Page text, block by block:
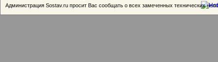
Администрация Sostav.ru просит Вас сообщать о всех замеченных технических